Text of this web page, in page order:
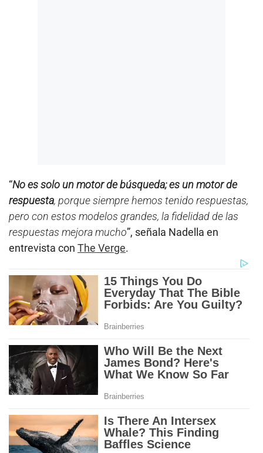
“No es solo un motor de búsqueda; es un motor de
respuesta, porque siempre hemos tenido respuestas,
pero con estos modelos grandes, la fidelidad de las
respuestas mejora mucho”, señala Nadella en
entrevista con The Verge.